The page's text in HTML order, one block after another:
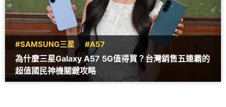
#SAMSUNG三星 #A57
為什麼三星Galaxy A57 5G值得買？台灣銷售五連霸的
超值國民神機關鍵攻略